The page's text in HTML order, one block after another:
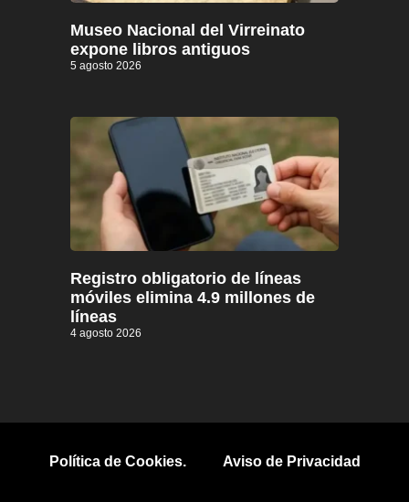
Museo Nacional del Virreinato
expone libros antiguos
5 agosto 2026
Registro obligatorio de líneas
móviles elimina 4.9 millones de
líneas
4 agosto 2026
Política de Cookies. Aviso de Privacidad